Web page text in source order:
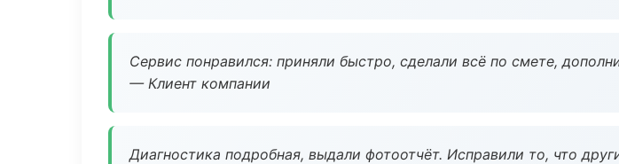
Сервис понравился: приняли быстро, сделали всё по смете,
— Клиент компании
Диагностика подробная, выдали фотоотчёт. Исправили то, что